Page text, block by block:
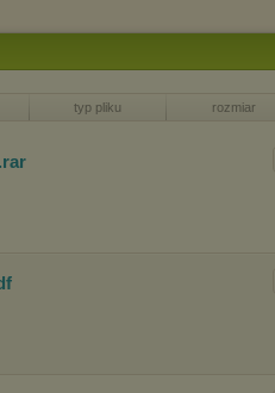
typ pliku rozmiar
.rar